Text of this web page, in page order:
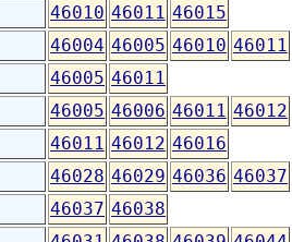
46010 46011 46015
46004 46005 46010 46011
46005 46011
46005 46006 46011 46012
46011 46012 46016
46028 46029 46036 46037
46037 46038